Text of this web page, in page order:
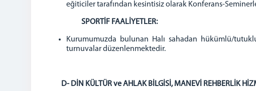
eğiticiler tarafından kesintisiz olarak Konferans-
SPORTİF FAALİYETLER:
Kurumumuzda bulunan Halı sahadan hükümlü/
turnuvalar düzenlenmektedir.
D- DİN KÜLTÜR ve AHLAK BİLGİSİ, MANEVİ REHBERLİK